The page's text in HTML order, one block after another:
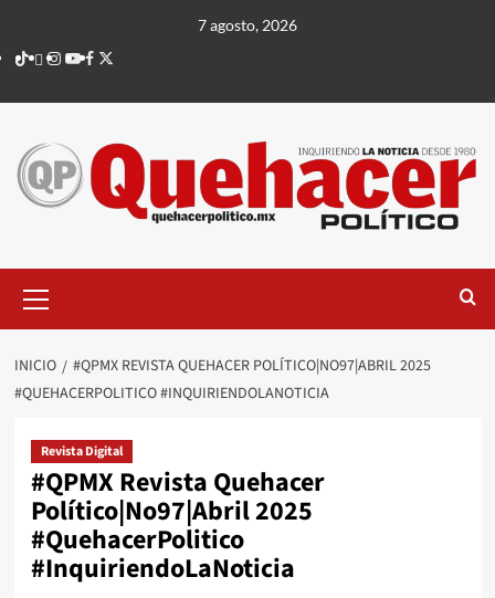
contenido
7 agosto, 2026
TikTok
threads
Instagram
Youtube
Facebook
X
principal
INICIO
#QPMX REVISTA QUEHACER POLÍTICO|NO97|ABRIL 2025
#QUEHACERPOLITICO #INQUIRIENDOLANOTICIA
Revista Digital
#QPMX Revista Quehacer
Político|No97|Abril 2025
#QuehacerPolitico
#InquiriendoLaNoticia